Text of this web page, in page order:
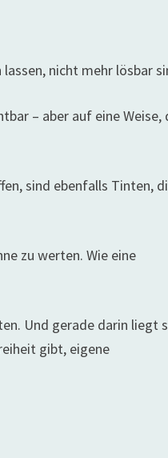
nicht mehr lösbar
– aber auf eine Weise,
sind ebenfalls Tinten,
zu werten. Wie eine
Und gerade darin liegt
gibt, eigene